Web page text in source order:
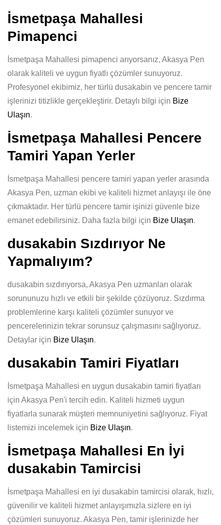
İsmetpaşa Mahallesi
Pimapenci
İsmetpaşa Mahallesi pimapenci arıyorsanız, Akasya Pen
olarak kaliteli ve uygun fiyatlı çözümler sunuyoruz.
Profesyonel ekibimiz, her türlü dusakabin ve pencere tamir
işlerinizi titizlikle gerçekleştirir. Detaylı bilgi için Bize
Ulaşın.
İsmetpaşa Mahallesi Pencere
Tamiri Yapan Yerler
İsmetpaşa Mahallesi pencere tamiri yapan yerler arasında
Akasya Pen, uzman ekibi ve kaliteli hizmet anlayışı ile öne
çıkmaktadır. Her türlü pencere tamir işinizi güvenle bize
emanet edebilirsiniz. Daha fazla bilgi için Bize Ulaşın.
dusakabin Sızdırıyor Ne
Yapmalıyım?
dusakabin sızdırıyorsa, Akasya Pen uzmanları olarak
sorununuzu hızlı ve etkili bir şekilde çözüyoruz. Sızdırma
problemlerine karşı kaliteli çözümler sunuyor ve
pencerelerinizin tekrar sorunsuz çalışmasını sağlıyoruz.
Detaylar için Bize Ulaşın.
dusakabin Tamiri Fiyatları
İsmetpaşa Mahallesi en uygun dusakabin tamiri fiyatları
için Akasya Pen'i tercih edin. Kaliteli hizmeti uygun
fiyatlarla sunarak müşteri memnuniyetini sağlıyoruz. Fiyat
listemizi incelemek için Bize Ulaşın.
İsmetpaşa Mahallesi En İyi
dusakabin Tamircisi
İsmetpaşa Mahallesi en iyi dusakabin tamircisi olarak, hızlı,
güvenilir ve kaliteli hizmet anlayışımızla sizlere en iyi
çözümleri sunuyoruz. Akasya Pen, tamir işlerinizde her